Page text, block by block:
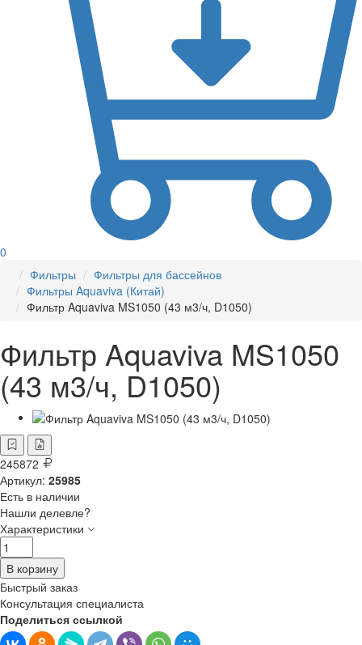
0
Фильтры
Фильтры для бассейнов
Фильтры Aquaviva (Китай)
Фильтр Aquaviva MS1050 (43 м3/ч, D1050)
Фильтр Aquaviva MS1050
(43 м3/ч, D1050)
245872
Артикул: 25985
Есть в наличии
Нашли делевле?
Характеристики
В корзину
Быстрый заказ
Консультация специалиста
Поделиться ссылкой